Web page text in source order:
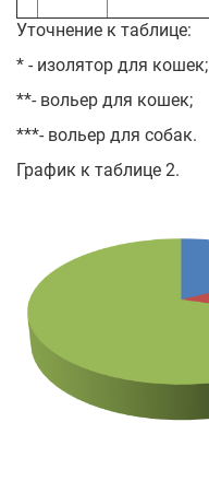
Уточнение к таблице:
* - изолятор для кошек;
**- вольер для кошек;
***- вольер для собак.
График к таблице 2.